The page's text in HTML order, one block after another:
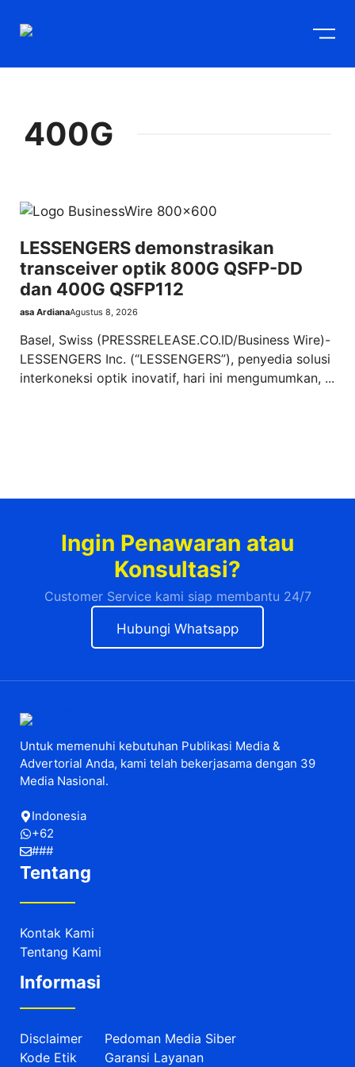
400G
LESSENGERS demonstrasikan
transceiver optik 800G QSFP-DD
dan 400G QSFP112
asa ArdianaAgustus 8, 2026
Basel, Swiss (PRESSRELEASE.CO.ID/Business Wire)-
LESSENGERS Inc. (“LESSENGERS”), penyedia solusi
interkoneksi optik inovatif, hari ini mengumumkan, ...
Ingin Penawaran atau
Konsultasi?
Customer Service kami siap membantu 24/7
Hubungi Whatsapp
Untuk memenuhi kebutuhan Publikasi Media &
Advertorial Anda, kami telah bekerjasama dengan 39
Media Nasional.
Indonesia
+62
###
Tentang
Kontak Kami
Tentang Kami
Informasi
Disclaimer
Kode Etik
Pedoman Media Siber
Garansi Layanan